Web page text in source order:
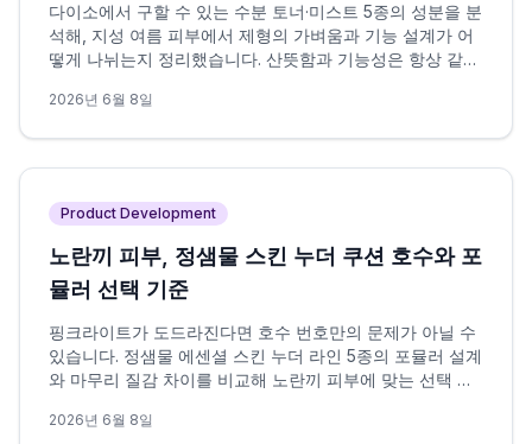
다이소에서 구할 수 있는 수분 토너·미스트 5종의 성분을 분
석해, 지성 여름 피부에서 제형의 가벼움과 기능 설계가 어
떻게 나뉘는지 정리했습니다. 산뜻함과 기능성은 항상 같은
다.
2026년 6월 8일
Product Development
노란끼 피부, 정샘물 스킨 누더 쿠션 호수와 포
뮬러 선택 기준
핑크라이트가 도드라진다면 호수 번호만의 문제가 아닐 수
있습니다. 정샘물 에센셜 스킨 누더 라인 5종의 포뮬러 설계
와 마무리 질감 차이를 비교해 노란끼 피부에 맞는 선택 조
2026년 6월 8일